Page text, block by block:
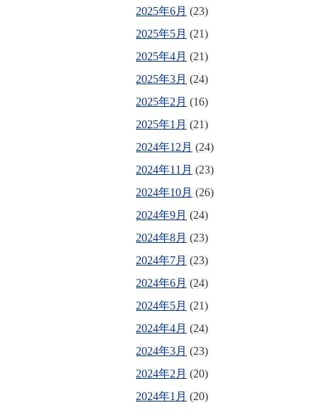
2025年6月 (23)
2025年5月 (21)
2025年4月 (21)
2025年3月 (24)
2025年2月 (16)
2025年1月 (21)
2024年12月 (24)
2024年11月 (23)
2024年10月 (26)
2024年9月 (24)
2024年8月 (23)
2024年7月 (23)
2024年6月 (24)
2024年5月 (21)
2024年4月 (24)
2024年3月 (23)
2024年2月 (20)
2024年1月 (20)